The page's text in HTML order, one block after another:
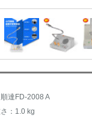
達FD-2008 A
：1.0 kg